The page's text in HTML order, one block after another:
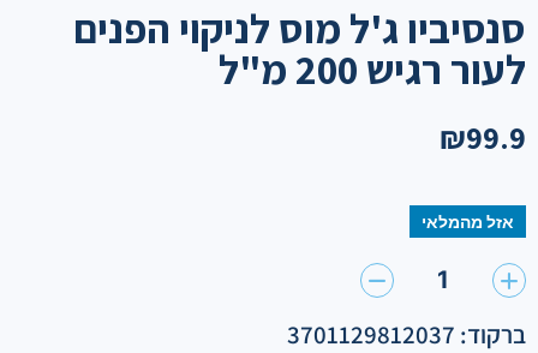
סנסיביו ג'ל מוס לניקוי הפנים
לעור רגיש 200 מ"ל
₪99.9
אזל מהמלאי
1
ברקוד: 3701129812037